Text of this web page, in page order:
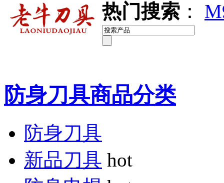
热门搜索 ：
防身刀具商品分类
防身刀具
新品刀具 hot